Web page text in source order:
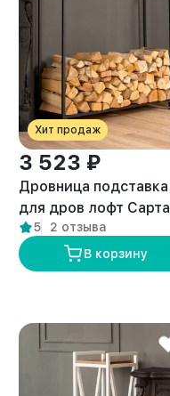
Хит продаж
3 523 ₽
Дровница подставка
для дров лофт Сарта
черная
5
2 отзыва
В корзину